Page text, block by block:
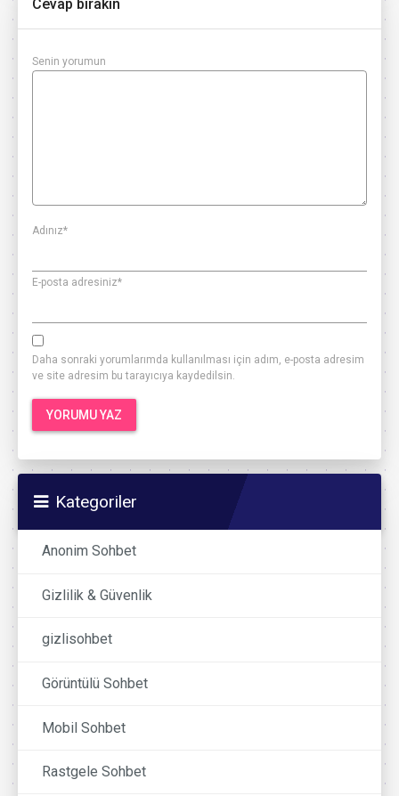
Cevap bırakın
Senin yorumun
Adınız*
E-posta adresiniz*
Daha sonraki yorumlarımda kullanılması için adım, e-posta adresim
ve site adresim bu tarayıcıya kaydedilsin.
Kategoriler
Anonim Sohbet
Gizlilik & Güvenlik
gizlisohbet
Görüntülü Sohbet
Mobil Sohbet
Rastgele Sohbet